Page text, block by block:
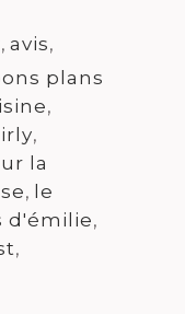
, avis,
plans
,
,
la
, le
d'émilie,
,